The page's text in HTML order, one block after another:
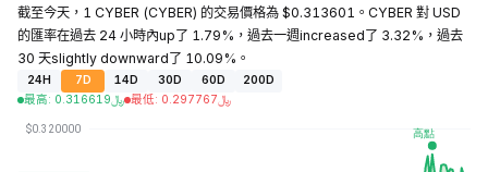
截至今天，1 CYBER (CYBER) 的交易價格為 $0.313601。CYBER 對 USD
的匯率在過去 24 小時內up了 1.79%，過去一週increased了 3.32%，過去
30 天slightly downward了 10.09%。
24H 7D 14D 30D 60D
200D
最高: ﷼0.316619 最低: ﷼ 0.297767